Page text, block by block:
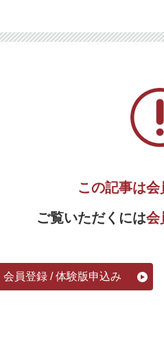
この記事は会
ご覧いただくには会
会員登録 / 体験版申込み